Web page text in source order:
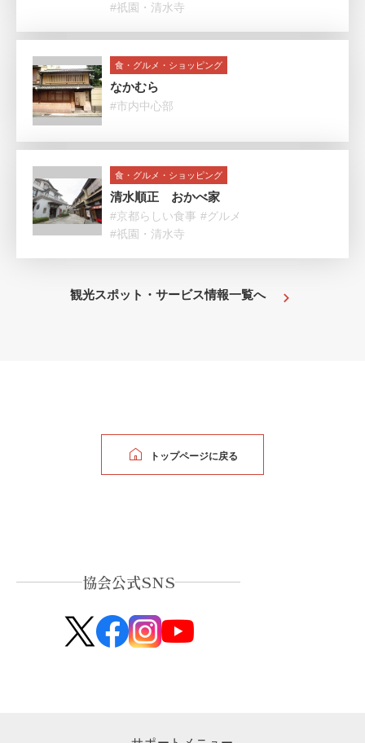
#祇園・清水寺
食・グルメ・ショッピング
なかむら
#市内中心部
食・グルメ・ショッピング
清水順正 おかべ家
#京都らしい食事 #グルメ
#祇園・清水寺
観光スポット・サービス情報一覧へ
トップページに戻る
協会公式SNS